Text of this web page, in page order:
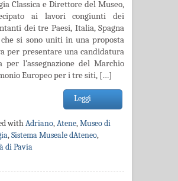
Classica e Direttore del Museo,
ai lavori congiunti dei
dei tre Paesi, Italia, Spagna
che si sono uniti in una proposta
per presentare una candidatura
per l’assegnazione del Marchio
Europeo per i tre siti, […]
Leggi
withAdriano,Atene,Museo di
,Sistema Museale dAteneo,
di Pavia